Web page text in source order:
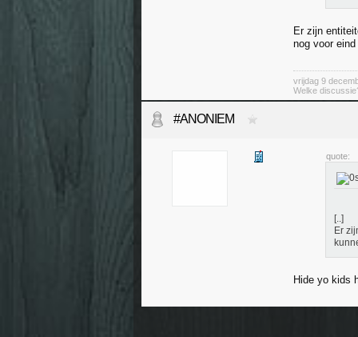
Er zijn
nog voor
vrijdag 9
Welke
#ANONIEM
quote:
[..]
Er
Hide yo kids